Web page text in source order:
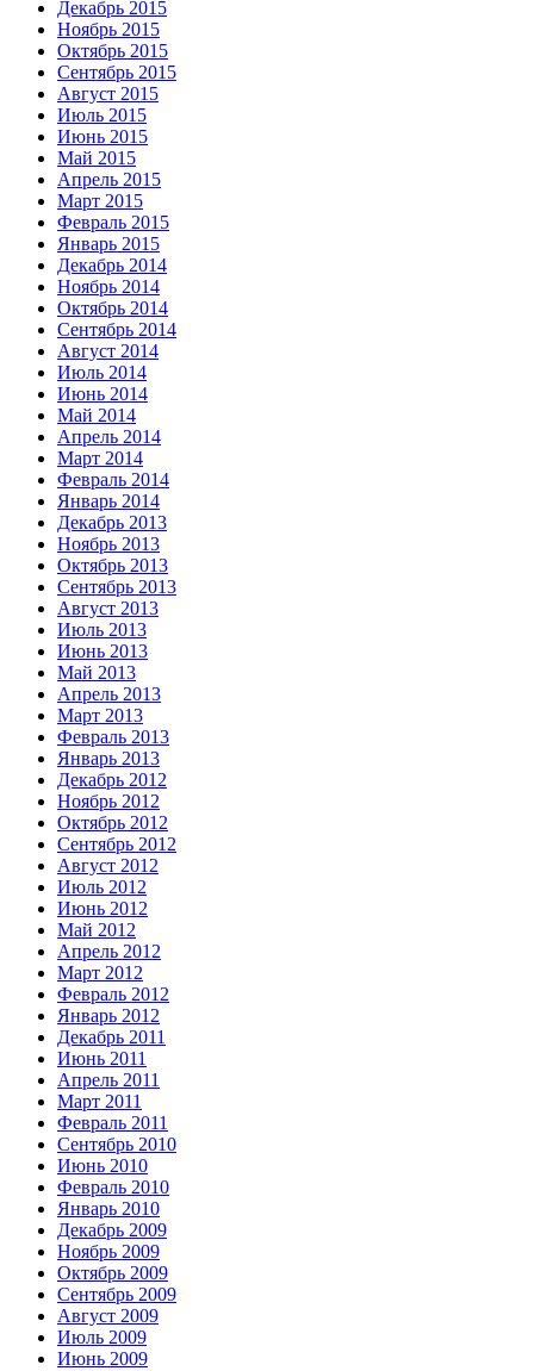
Декабрь 2015
Ноябрь 2015
Октябрь 2015
Сентябрь 2015
Август 2015
Июль 2015
Июнь 2015
Май 2015
Апрель 2015
Март 2015
Февраль 2015
Январь 2015
Декабрь 2014
Ноябрь 2014
Октябрь 2014
Сентябрь 2014
Август 2014
Июль 2014
Июнь 2014
Май 2014
Апрель 2014
Март 2014
Февраль 2014
Январь 2014
Декабрь 2013
Ноябрь 2013
Октябрь 2013
Сентябрь 2013
Август 2013
Июль 2013
Июнь 2013
Май 2013
Апрель 2013
Март 2013
Февраль 2013
Январь 2013
Декабрь 2012
Ноябрь 2012
Октябрь 2012
Сентябрь 2012
Август 2012
Июль 2012
Июнь 2012
Май 2012
Апрель 2012
Март 2012
Февраль 2012
Январь 2012
Декабрь 2011
Июнь 2011
Апрель 2011
Март 2011
Февраль 2011
Сентябрь 2010
Июнь 2010
Февраль 2010
Январь 2010
Декабрь 2009
Ноябрь 2009
Октябрь 2009
Сентябрь 2009
Август 2009
Июль 2009
Июнь 2009